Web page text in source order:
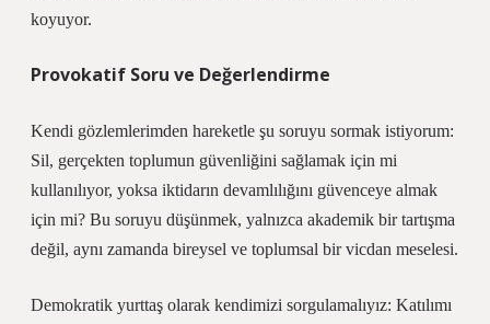
koyuyor.
Provokatif Soru ve Değerlendirme
Kendi gözlemlerimden hareketle şu soruyu sormak istiyorum:
Sil, gerçekten toplumun güvenliğini sağlamak için mi
kullanılıyor, yoksa iktidarın devamlılığını güvenceye almak
için mi? Bu soruyu düşünmek, yalnızca akademik bir tartışma
değil, aynı zamanda bireysel ve toplumsal bir vicdan meselesi.
Demokratik yurttaş olarak kendimizi sorgulamalıyız: Katılımı